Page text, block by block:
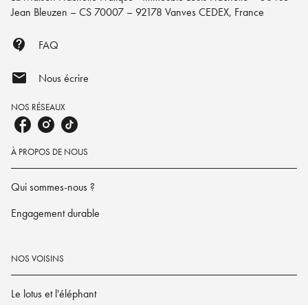
Jean Bleuzen – CS 70007 – 92178 Vanves CEDEX, France
contact_support FAQ
mail Nous écrire
NOS RÉSEAUX
À PROPOS DE NOUS
Qui sommes-nous ?
Engagement durable
NOS VOISINS
Le lotus et l'éléphant